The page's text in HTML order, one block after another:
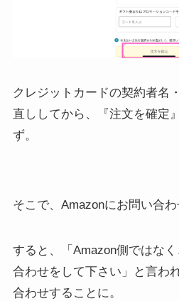
クレジットカードの契約者名
直ししてから、『注文を確定
ず。
そこで、Amazonにお問い合わ
すると、「Amazon側ではな
合わせをして下さい」と言わ
合わせすることに。